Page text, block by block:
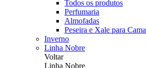
Todos os produtos
Perfumaria
Almofadas
Peseira e Xale para Cama
Inverno
Linha Nobre
Voltar
Linha Nobre